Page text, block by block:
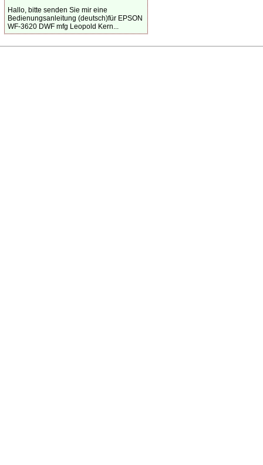
Hallo, bitte senden Sie mir eine
Bedienungsanleitung (deutsch)für EPSON
WF-3620 DWF mfg Leopold Kern...